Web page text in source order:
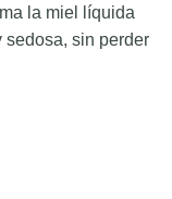
la miel líquida
sin perder